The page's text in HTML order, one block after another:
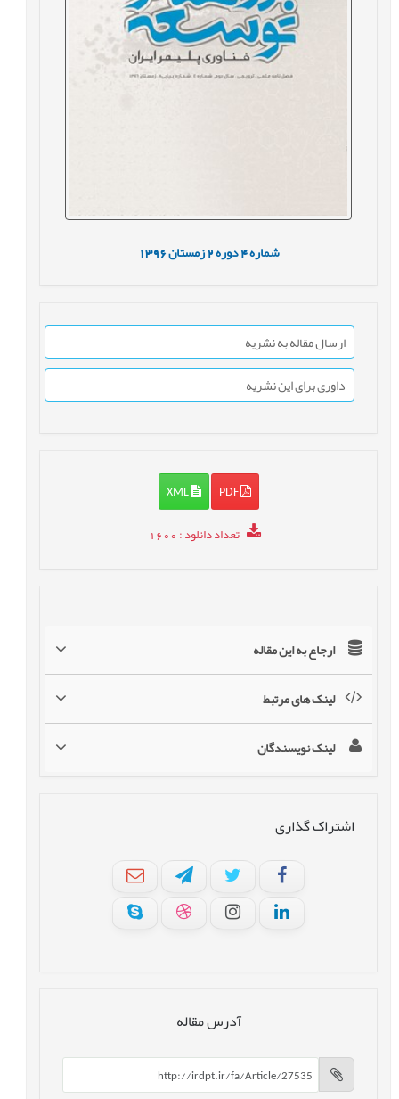
شماره4 دوره2 زمستان1396
ارسال مقاله به نشریه
داوری برای این نشریه
PDF
XML
تعداد دانلود: 1600
ارجاع به این مقاله
لینک های مرتبط
لینک نویسندگان
اشتراک گذاری
آدرس مقاله